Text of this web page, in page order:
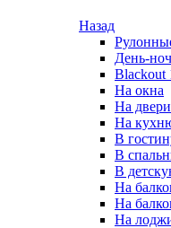
Назад
День-
Blackout
На окна
На двери
На
В
В
В
На
На
На